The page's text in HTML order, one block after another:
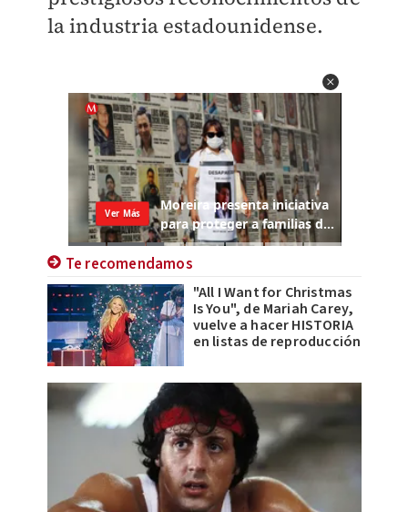
la industria estadounidense.
Te recomendamos
"All I Want for Christmas
Is You", de Mariah Carey,
vuelve a hacer HISTORIA
en listas de reproducción